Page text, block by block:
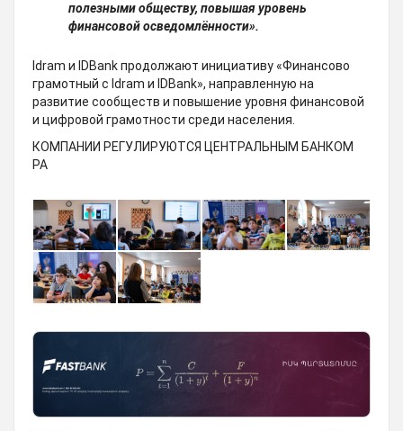
полезными обществу, повышая уровень
финансовой осведомлённости».
Idram и IDBank продолжают инициативу «Финансово
грамотный с Idram и IDBank», направленную на
развитие сообществ и повышение уровня финансовой
и цифровой грамотности среди населения.
КОМПАНИИ РЕГУЛИРУЮТСЯ ЦЕНТРАЛЬНЫМ БАНКОМ
РА